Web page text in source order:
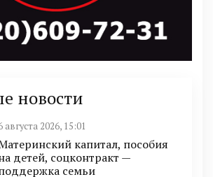
новости
августа 2026, 15:01
капитал, пособия
детей, соцконтракт —
семьи